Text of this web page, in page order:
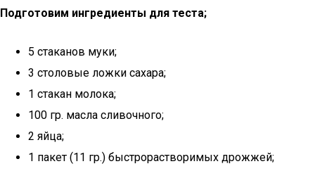
Подготовим ингредиенты для теста;
5 стаканов муки;
3 столовые ложки сахара;
1 стакан молока;
100 гр. масла сливочного;
2 яйца;
1 пакет (11 гр.) быстрорастворимых дрожжей;